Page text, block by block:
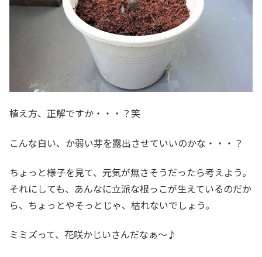
植え方、正解ですか・・・？笑
こんな白い、か弱い芽を露出させていいのかな・・・？
ちょっと様子を見て、元気が無さそうだったら考えよう。
それにしても、あんなに立派な根っこが生えているのだか
ら、ちょっとやそっとじゃ、枯れないでしょう。
ミミズって、花咲かじいさんだなぁ～♪